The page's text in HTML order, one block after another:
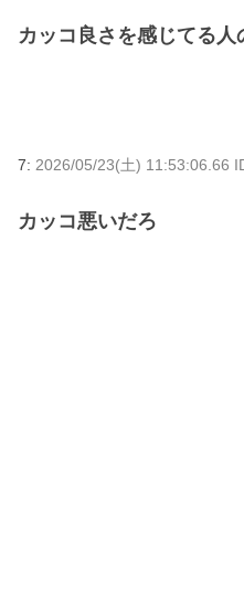
カッコ良さを感じてる
7: 2026/05/23(土) 11:53:06.66
カッコ悪いだろ